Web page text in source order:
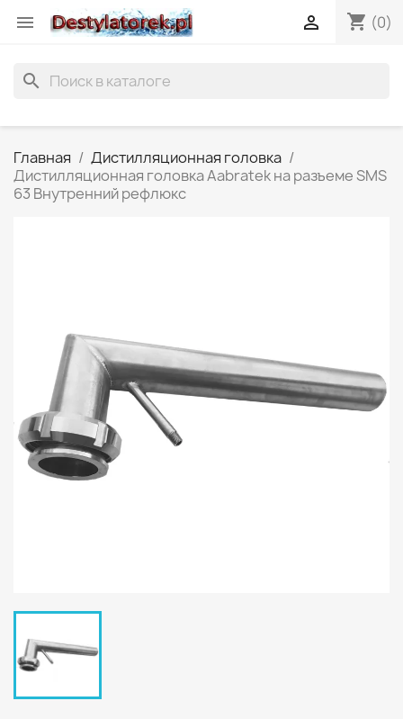
 shopping_cart (0)

search
Главная
Дистилляционная головка
Дистилляционная головка Aabratek на разъеме SMS
63 Внутренний рефлюкс